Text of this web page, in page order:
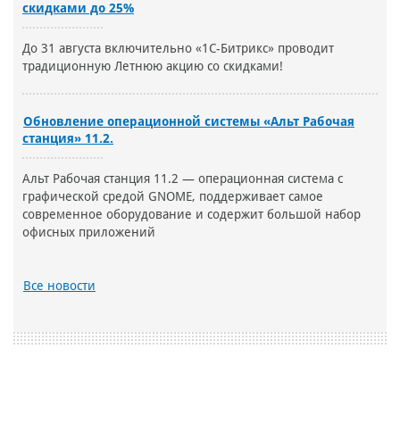
скидками до 25%
До 31 августа включительно «1С-Битрикс» проводит
традиционную Летнюю акцию со скидками!
Обновление операционной системы «Альт Рабочая
станция» 11.2.
Альт Рабочая станция 11.2 — операционная система с
графической средой GNOME, поддерживает самое
современное оборудование и содержит большой набор
офисных приложений
Все новости